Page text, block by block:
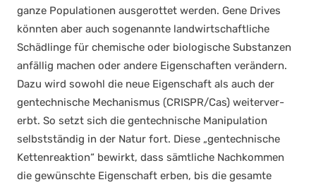
gan­ze Popu­la­tio­nen aus­ge­rot­tet wer­den. Gene Dri­ves
könn­ten aber auch soge­nann­te land­wirt­schaft­li­che
Schäd­lin­ge für che­mi­sche oder bio­lo­gi­sche Sub­stan­zen
anfäl­lig machen oder ande­re Eigen­schaf­ten ver­än­dern.
Dazu wird sowohl die neue Eigen­schaft als auch der
gen­tech­ni­sche Mecha­nis­mus (CRISPR/Cas) wei­ter­ver­
erbt. So setzt sich die gen­tech­ni­sche Mani­pu­la­ti­on
selbst­stän­dig in der Natur fort. Die­se „gen­tech­ni­sche
Ket­ten­re­ak­ti­on“ bewirkt, dass sämt­li­che Nach­kom­men
die gewünsch­te Eigen­schaft erben, bis die gesam­te